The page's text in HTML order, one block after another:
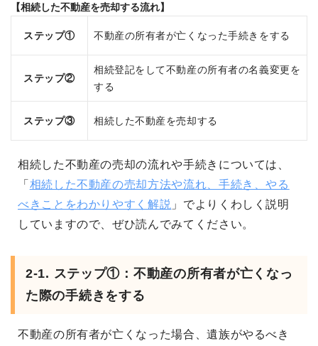
【相続した不動産を売却する流れ】
ステップ① 不動産の所有者が亡くなった手続きをする
ステップ②
相続登記をして不動産の所有者の名義変更を
する
ステップ③ 相続した不動産を売却する
相続した不動産の売却の流れや手続きについては、
「 相続した不動産の売却方法や流れ、手続き、やる
べきことをわかりやすく解説 」でよりくわしく説明
していますので、ぜひ読んでみてください。
2-1. ステップ①：不動産の所有者が亡くなっ
た際の手続きをする
不動産の所有者が亡くなった場合、遺族がやるべき